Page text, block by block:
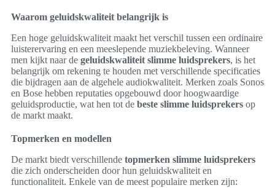
Waarom geluidskwaliteit belangrijk is
Een hoge geluidskwaliteit maakt het verschil tussen een ordinaire
luisterervaring en een meeslepende muziekbeleving. Wanneer
men kijkt naar de geluidskwaliteit slimme luidsprekers, is het
belangrijk om rekening te houden met verschillende specificaties
die bijdragen aan de algehele audiokwaliteit. Merken zoals Sonos
en Bose hebben reputaties opgebouwd door hoogwaardige
geluidsproductie, wat hen tot de beste slimme luidsprekers op
de markt maakt.
Topmerken en modellen
De markt biedt verschillende topmerken slimme luidsprekers
die zich onderscheiden door hun geluidskwaliteit en
functionaliteit. Enkele van de meest populaire merken zijn: